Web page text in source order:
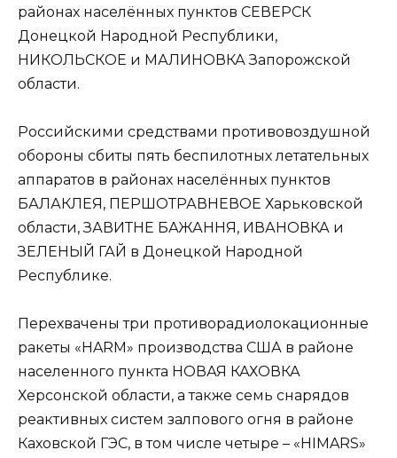
районах населённых пунктов СЕВЕРСК
Донецкой Народной Республики,
НИКОЛЬСКОЕ и МАЛИНОВКА Запорожской
области.
Российскими средствами противовоздушной
обороны сбиты пять беспилотных летательных
аппаратов в районах населённых пунктов
БАЛАКЛЕЯ, ПЕРШОТРАВНЕВОЕ Харьковской
области, ЗАВИТНЕ БАЖАННЯ, ИВАНОВКА и
ЗЕЛЕНЫЙ ГАЙ в Донецкой Народной
Республике.
Перехвачены три противорадиолокационные
ракеты «HARM» производства США в районе
населенного пункта НОВАЯ КАХОВКА
Херсонской области, а также семь снарядов
реактивных систем залпового огня в районе
Каховской ГЭС, в том числе четыре – «HIMARS»